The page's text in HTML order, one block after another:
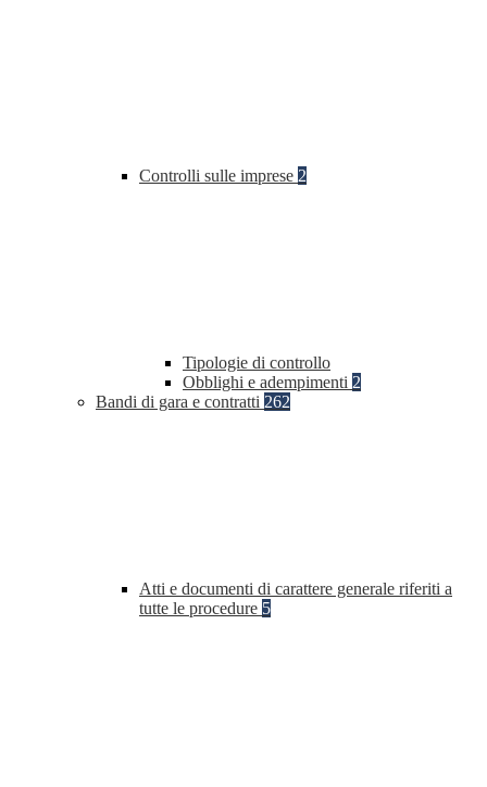
Controlli sulle imprese 2
Tipologie di controllo
Obblighi e adempimenti 2
Bandi di gara e contratti 262
Atti e documenti di carattere generale riferiti a
tutte le procedure 5